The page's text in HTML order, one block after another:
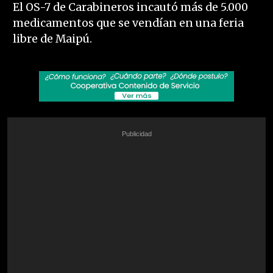
El OS-7 de Carabineros incautó más de 5.000
medicamentos que se vendían en una feria
libre de Maipú.